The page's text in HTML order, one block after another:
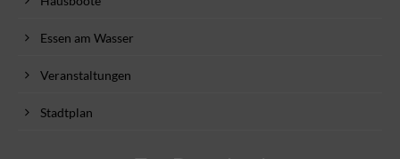
Essen am Wasser
Veranstaltungen
Stadtplan